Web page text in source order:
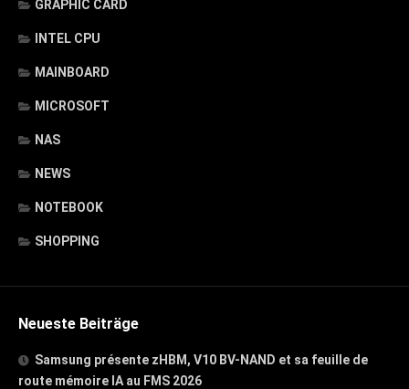
GRAPHIC CARD
INTEL CPU
MAINBOARD
MICROSOFT
NAS
NEWS
NOTEBOOK
SHOPPING
Neueste Beiträge
Samsung présente zHBM, V10 BV-NAND et sa feuille de
route mémoire IA au FMS 2026